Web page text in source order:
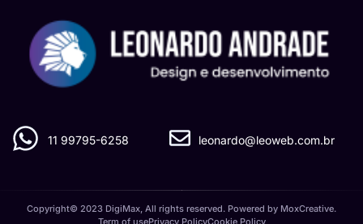
11 99795-6258 leonardo@leoweb.com.br
Copyright© 2023 DigiMax, All rights reserved. Powered by MoxCreative.
Term of usePrivacy PolicyCookie Policy